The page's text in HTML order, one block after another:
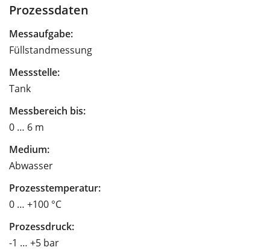
Prozessdaten
Messaufgabe:
Füllstandmessung
Messstelle:
Tank
Messbereich bis:
0 … 6 m
Medium:
Abwasser
Prozesstemperatur:
0 … +100 °C
Prozessdruck:
-1 … +5 bar